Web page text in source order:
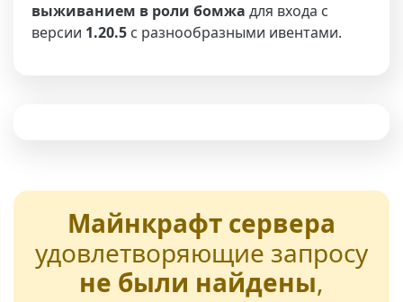
выживанием в роли бомжа для входа с
версии 1.20.5 с разнообразными ивентами.
Майнкрафт сервера
удовлетворяющие запросу
не были найдены,